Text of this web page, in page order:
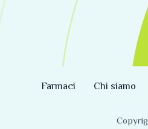
Farmaci Chi siamo